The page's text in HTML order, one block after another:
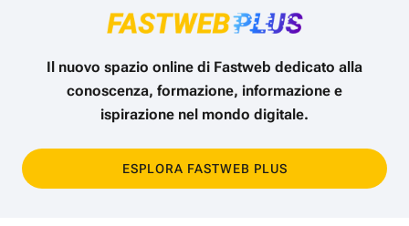
Il nuovo spazio online di Fastweb dedicato alla
conoscenza, formazione, informazione e
ispirazione nel mondo digitale.
ESPLORA FASTWEB PLUS